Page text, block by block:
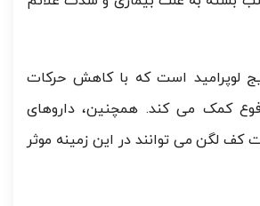
لوپرامید است که با کاهش حرکات
کمک می کند. همچنین، داروهای
کف لگن می توانند در این زمینه موثر